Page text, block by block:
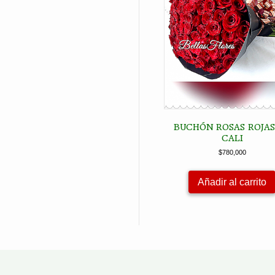
BUCHÓN ROSAS
CALI
$780,000
Añadir al carrito